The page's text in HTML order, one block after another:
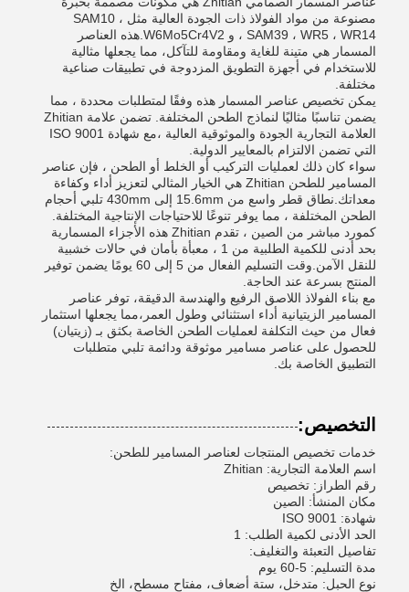
مصنوعة من مواد الفولاذ ذات الجودة العالية مثل SAM10 ،
SAM39 ، WR5 ، WR14 ، و W6Mo5Cr4V2.هذه العناصر
المسمار هي متينة للغاية ومقاومة للتآكل، مما يجعلها مثالية
للاستخدام في أجهزة التطويق المزدوجة في تطبيقات صناعية
مختلفة.
يمكن تخصيص عناصر المسمار هذه وفقًا لمتطلبات محددة ، مما
يضمن تناسبًا مثاليًا لنماذج الطحن المختلفة. تضمن علامة Zhitian
العلامة التجارية الجودة والموثوقية العالية ،مع شهادة ISO 9001
التي تضمن الالتزام بالمعايير الدولية.
سواء كان ذلك لعمليات التركيب أو الخلط أو الطحن ، فإن عناصر
المسامير للطحن Zhitian هي الخيار المثالي لتعزيز أداء وكفاءة
معداتك.نطاق قطر واسع من 15.6mm إلى 430mm تلبي أحجام
الطحن المختلفة ، مما يوفر تنوعًا للاحتياجات الإنتاجية المختلفة.
كمورد مباشر من الصين ، تقدم Zhitian هذه الأجزاء المسمارية
بحد أدنى للكمية الطلبية من 1 ، معبأة بأمان في حالات خشبية
للنقل الآمن.وقت التسليم الفعال من 5 إلى 60 يومًا يضمن توفير
المنتج بسرعة عند الحاجة.
مع بناء الفولاذ اللاصق الرفيع والهندسة الدقيقة، توفر عناصر
المسامير الزيتيانية أداء استثنائي وطول العمر،مما يجعلها استثمار
فعال من حيث التكلفة لعمليات الطحن الخاصة بكثق بـ (زيتيان)
للحصول على عناصر مسامير موثوقة ودائمة تلبي متطلبات
التطبيق الخاصة بك.
التخصيص:
خدمات تخصيص المنتجات لعناصر المسامير للطحن:
اسم العلامة التجارية: Zhitian
رقم الطراز: تخصيص
مكان المنشأ: الصين
شهادة: ISO 9001
الحد الأدنى لكمية الطلب: 1
تفاصيل التعبئة والتغليف:
مدة التسليم: 5-60 يوم
نوع الحبل: متدخل، ستة أضعاف، مفتاح مسطح، الخ